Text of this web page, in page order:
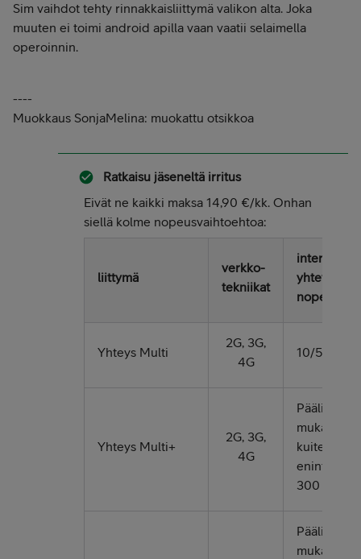
Sim vaihdot tehty rinnakkaisliittymä valikon alta. Joka
muuten ei toimi android apilla vaan vaatii selaimella
operoinnin.
----
Muokkaus SonjaMelina: muokattu otsikkoa
Ratkaisu jäseneltä irritus
Eivät ne kaikki maksa 14,90 €/kk. Onhan
siellä kolme nopeusvaihtoehtoa:
liittymä​
verkko-
tekniikat​
internet-
yhteyden
nopeus​
Yhteys Multi
2G, 3G,
4G
10/5 Mbit/
Yhteys Multi+
2G, 3G,
4G
mukaisesti,
kuitenkin
enintään
300 Mbit/s.
mukaisesti,